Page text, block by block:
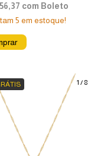
com Boleto
5 em estoque!
1 / 8